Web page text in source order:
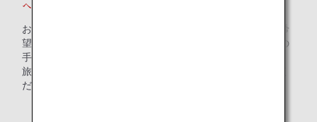
への予約変更・搭乗分としてご利用いただけません。
お客様のご都合による変更の場合は、払い戻しのうえ、ご希
望の旅程で新たにご予約ください。払い戻しに伴い、所定の
手数料がかかります。
旅行会社でご購入されたお客様は購入店舗へお問い合わせく
ださい。